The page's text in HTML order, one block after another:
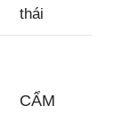
thái
CẨM